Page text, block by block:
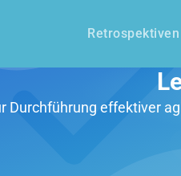
Retrospektiven
Durchführung effektiver